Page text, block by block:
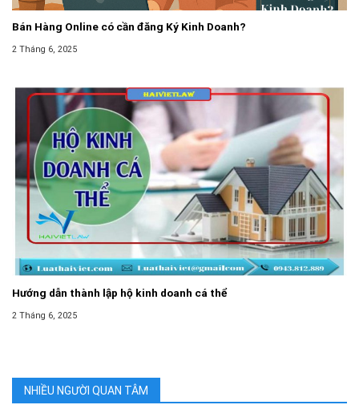
Bán Hàng Online có cần đăng Ký Kinh Doanh?
2 Tháng 6, 2025
Hướng dẫn thành lập hộ kinh doanh cá thể
2 Tháng 6, 2025
NHIỀU NGƯỜI QUAN TÂM